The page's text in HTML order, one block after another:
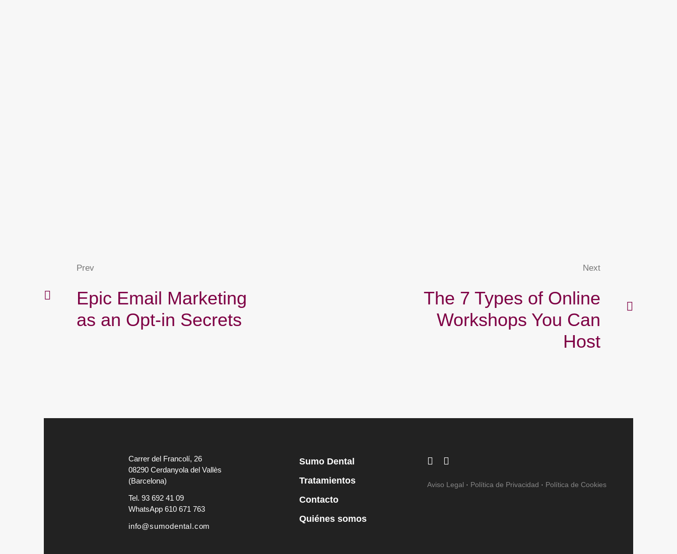
Prev
Epic Email Marketing
as an Opt-in Secrets
Next
The 7 Types of Online
Workshops You Can
Host
Carrer del Francolí, 26
08290 Cerdanyola del Vallès
(Barcelona)
Tel. 93 692 41 09
WhatsApp 610 671 763
info@sumodental.com
Sumo Dental
Tratamientos
Contacto
Quiénes somos
Aviso Legal · Política de Privacidad · Política de Cookies